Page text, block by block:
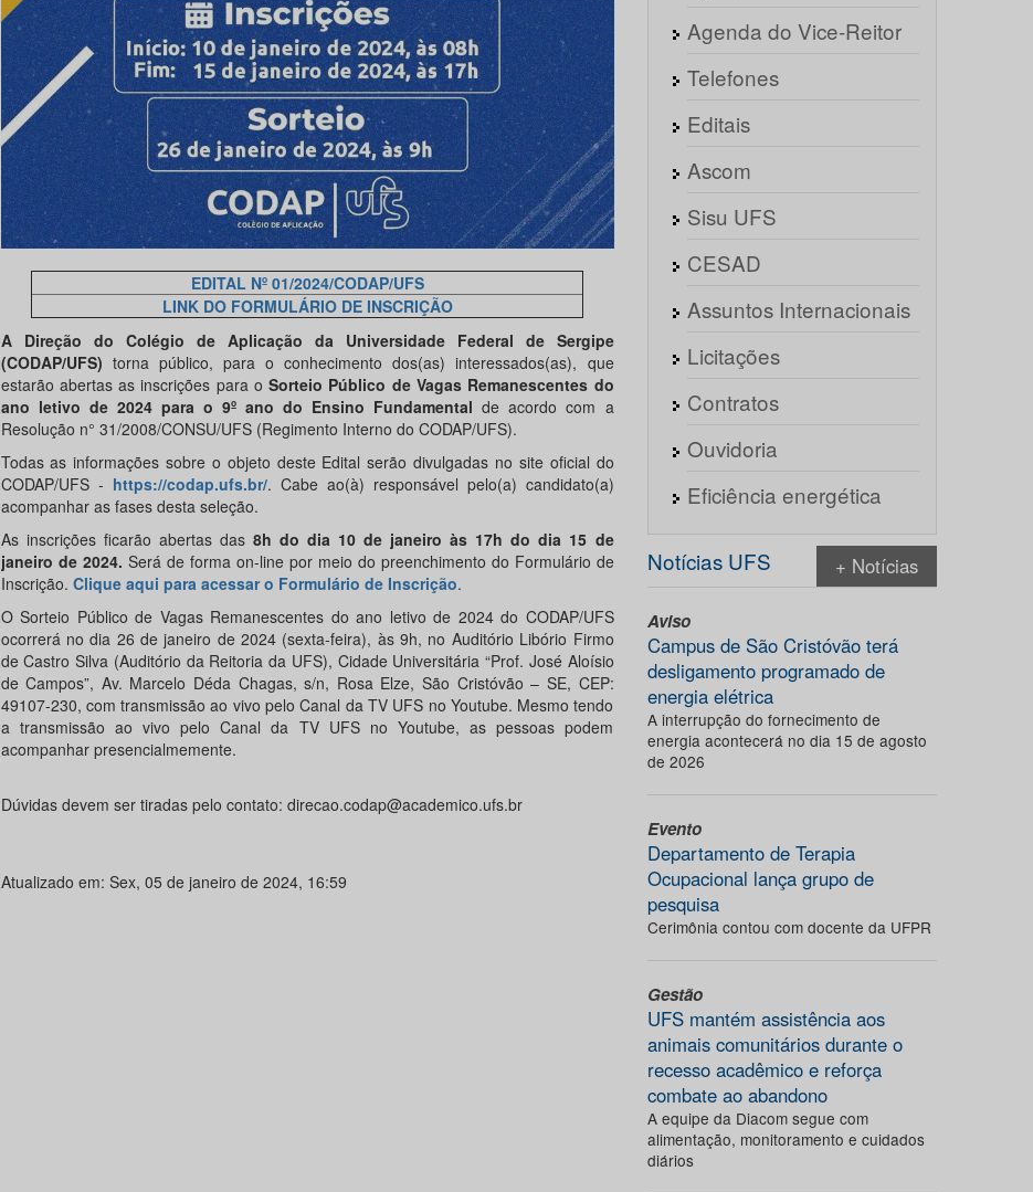
EDITAL Nº 01/2024/CODAP/UFS
LINK DO FORMULÁRIO DE INSCRIÇÃO
A Direção do Colégio de Aplicação da Universidade Federal de Sergipe
(CODAP/UFS) torna público, para o conhecimento dos(as) interessados(as), que
estarão abertas as inscrições para oSorteio Público de Vagas Remanescentes do
ano letivo de 2024 para o 9º ano do Ensino Fundamental de acordo com a
Resolução n° 31/2008/CONSU/UFS (Regimento Interno do CODAP/UFS).
Todas as informações sobre o objeto deste Edital serão divulgadas no site oficial do
CODAP/UFS - https://codap.ufs.br/. Cabe ao(à) responsável pelo(a) candidato(a)
acompanhar as fases desta seleção.
As inscrições ficarão abertas das 8h do dia 10 de janeiro às 17h do dia 15 de
janeiro de 2024. Será de forma on-line por meio do preenchimento do Formulário de
Inscrição. Clique aqui para acessar o Formulário de Inscrição.
O Sorteio Público de Vagas Remanescentes do ano letivo de 2024 do CODAP/UFS
ocorrerá no dia 26 de janeiro de 2024 (sexta-feira), às 9h, no Auditório Libório Firmo
de Castro Silva (Auditório da Reitoria da UFS), Cidade Universitária “Prof. José Aloísio
de Campos”, Av. Marcelo Déda Chagas, s/n, Rosa Elze, São Cristóvão – SE, CEP:
49107-230, com transmissão ao vivo pelo Canal da TV UFS no Youtube. Mesmo tendo
a transmissão ao vivo pelo Canal da TV UFS no Youtube, as pessoas podem
acompanhar presencialmemente.
Dúvidas devem ser tiradas pelo contato: direcao.codap@academico.ufs.br
Atualizado em: Sex, 05 de janeiro de 2024, 16:59
Agenda do Vice-Reitor
Telefones
Editais
Ascom
Sisu UFS
CESAD
Assuntos Internacionais
Licitações
Contratos
Ouvidoria
Eficiência energética
Notícias UFS + Notícias
Aviso
Campus de São Cristóvão terá
desligamento programado de
energia elétrica
A interrupção do fornecimento de
energia acontecerá no dia 15 de agosto
de 2026
Evento
Departamento de Terapia
Ocupacional lança grupo de
pesquisa
Cerimônia contou com docente da UFPR
Gestão
UFS mantém assistência aos
animais comunitários durante o
recesso acadêmico e reforça
combate ao abandono
A equipe da Diacom segue com
alimentação, monitoramento e cuidados
diários